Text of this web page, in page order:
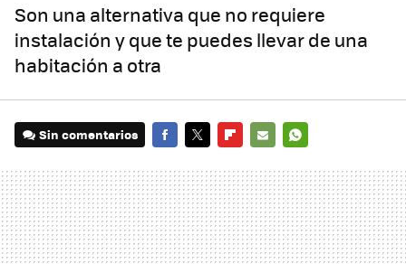
Son una alternativa que no requiere
instalación y que te puedes llevar de una
habitación a otra
Sin comentarios
MAIL